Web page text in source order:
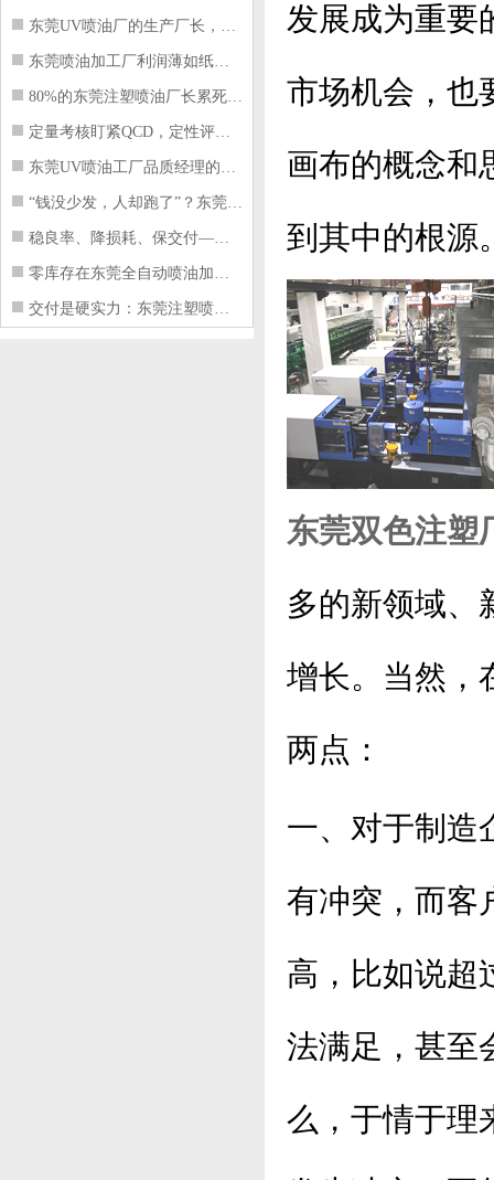
东莞UV喷油厂的生产厂长，到底在给工
东莞喷油加工厂利润薄如纸？这四项基本
80%的东莞注塑喷油厂长累死累活，利
定量考核盯紧QCD，定性评价看好配合
东莞UV喷油工厂品质经理的四项核心管
“钱没少发，人却跑了”？东莞注塑喷油
稳良率、降损耗、保交付——东莞这家U
零库存在东莞全自动喷油加工厂不可行的
交付是硬实力：东莞注塑喷油厂如何用齐
发展成为重要
市场机会，也
画布的概念和
到其中的根源
东莞双色注塑
多的新领域、
增长。当然，
两点：
一、对于制造
有冲突，而客
高，比如说超
法满足，甚至
么，于情于理